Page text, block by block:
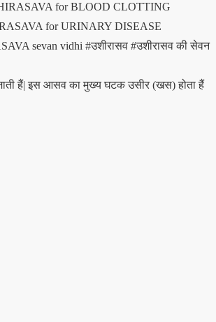
for BLOOD CLOTTING
for URINARY DISEASE
sevan vidhi #उशीरासव #उशीरासव की सेवन
जाती हैं| इस आसव का मुख्य घटक उसीर (खस) होता हैं